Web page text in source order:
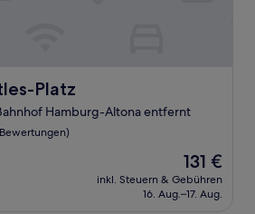
Platz
Hamburg-Altona entfernt
Der
Preis
beträgt
131 €
inkl. Steuern & Gebühren
16. Aug.–17. Aug.